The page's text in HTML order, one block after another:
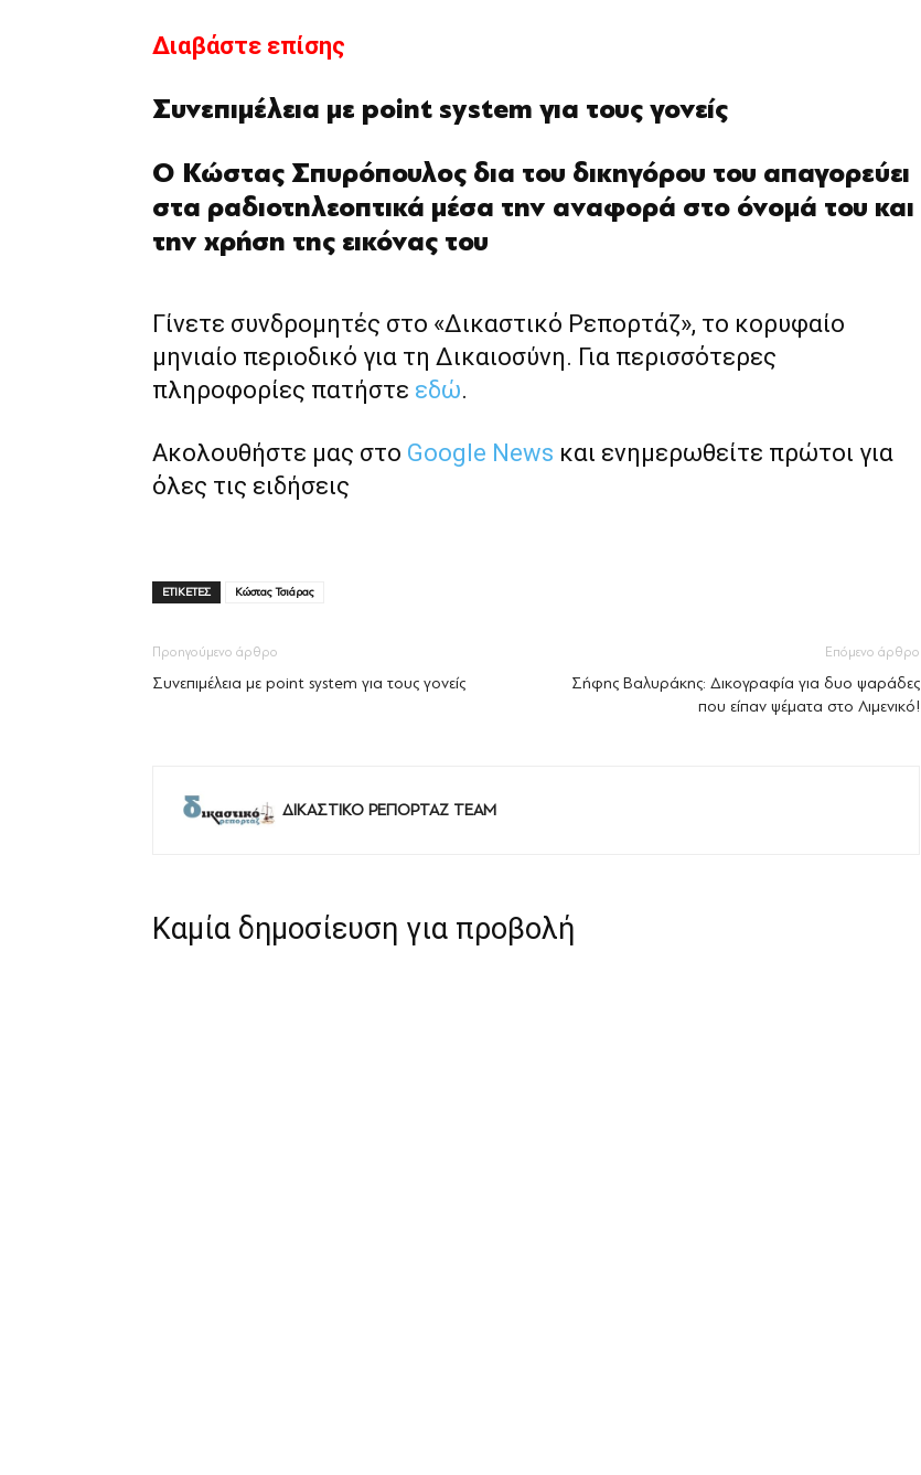
Διαβάστε επίσης
Συνεπιμέλεια με point system για τους γονείς
Ο Κώστας Σπυρόπουλος δια του δικηγόρου του απαγορεύει
στα ραδιοτηλεοπτικά μέσα την αναφορά στο όνομά του και
την χρήση της εικόνας του
Γίνετε συνδρομητές στο «Δικαστικό Ρεπορτάζ», το κορυφαίο
μηνιαίο περιοδικό για τη Δικαιοσύνη. Για περισσότερες
πληροφορίες πατήστε εδώ.
Ακολουθήστε μας στο Google News και ενημερωθείτε πρώτοι για
όλες τις ειδήσεις
ΕΤΙΚΕΤΕΣ Κώστας Τσιάρας
Προηγούμενο άρθρο
Συνεπιμέλεια με point system για τους γονείς
Επόμενο άρθρο
Σήφης Βαλυράκης: Δικογραφία για δυο ψαράδες
που είπαν ψέματα στο Λιμενικό!
ΔΙΚΑΣΤΙΚΟ ΡΕΠΟΡΤΑΖ TEAM
Καμία δημοσίευση για προβολή